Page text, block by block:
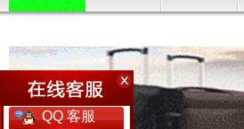
QQ 客服